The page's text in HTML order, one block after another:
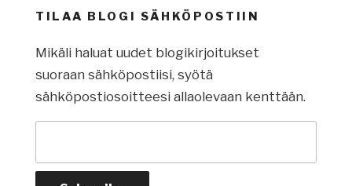
TILAA BLOGI SÄHKÖPOSTIIN
Mikäli haluat uudet blogikirjoitukset
suoraan sähköpostiisi, syötä
sähköpostiosoitteesi allaolevaan kenttään.